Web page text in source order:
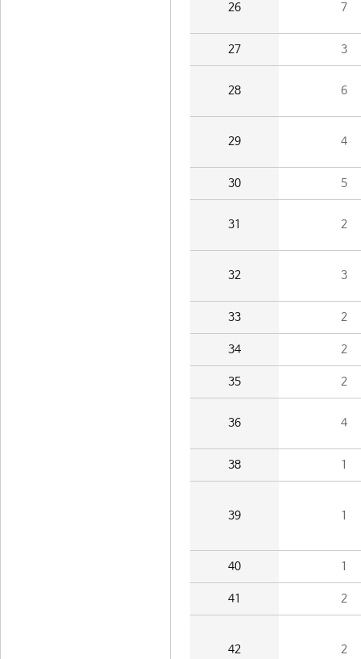
26 7
27 3
28 6
29 4
30 5
31 2
32 3
33 2
34 2
35 2
36 4
38 1
39 1
40 1
41 2
42 2